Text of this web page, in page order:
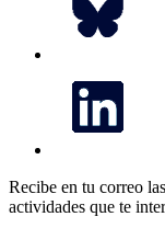
Recibe en tu correo
actividades que te